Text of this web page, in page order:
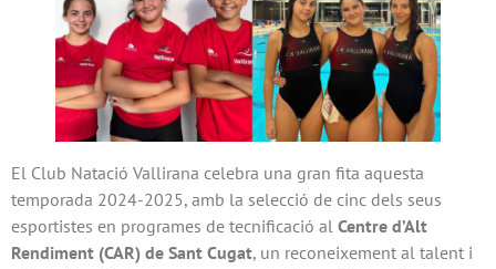
El Club Natació Vallirana celebra una gran fita aquesta
temporada 2024-2025, amb la selecció de cinc dels seus
esportistes en programes de tecnificació al Centre d’Alt
Rendiment (CAR) de Sant Cugat, un reconeixement al talent i